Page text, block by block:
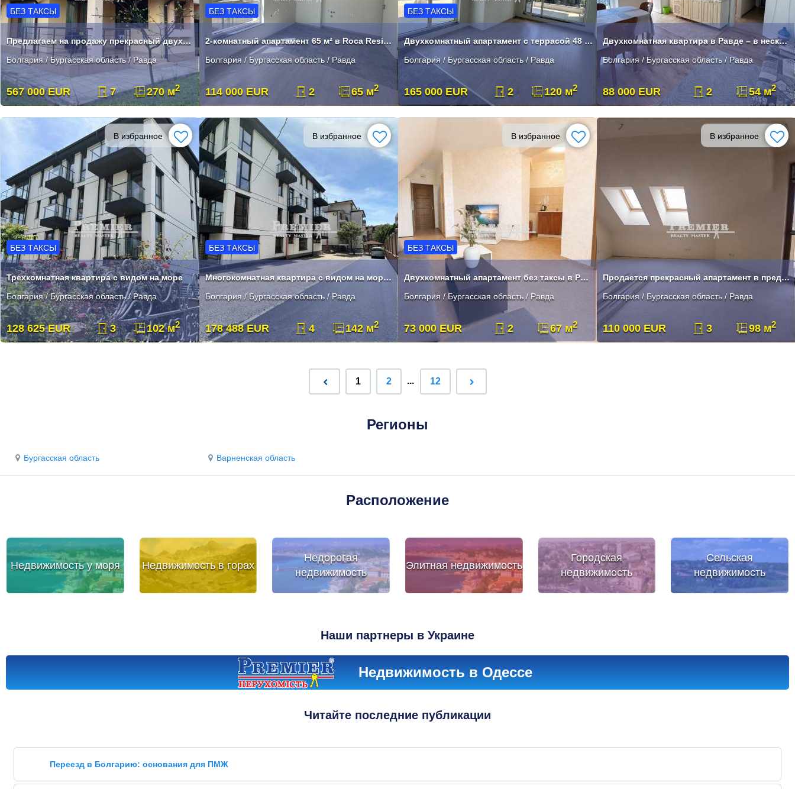
БЕЗ ТАКСЫ
Предлагаем на продажу прекрасный двухэтажный дом в селе Равда.
Болгария / Бургасская область / Равда
567 000 EUR 7 270 м2
БЕЗ ТАКСЫ
2-комнатный апартамент 65 м² в Roca Residence, Равда
Болгария / Бургасская область / Равда
114 000 EUR 2 65 м2
БЕЗ ТАКСЫ
Двухкомнатный апартамент с террасой 48 м² и видом на море
Болгария / Бургасская область / Равда
165 000 EUR 2 120 м2
Двухкомнатная квартира в Равде – в нескольких минутах от моря
Болгария / Бургасская область / Равда
88 000 EUR 2 54 м2
В избранное
БЕЗ ТАКСЫ
Трехкомнатная квартира с видом на море
Болгария / Бургасская область / Равда
128 625 EUR 3 102 м2
В избранное
БЕЗ ТАКСЫ
Многокомнатная квартира с видом на море без КОМИССИИ
Болгария / Бургасская область / Равда
178 488 EUR 4 142 м2
В избранное
БЕЗ ТАКСЫ
Двухкомнатный апартамент без таксы в Равде
Болгария / Бургасская область / Равда
73 000 EUR 2 67 м2
В избранное
Продается прекрасный апартамент в предпочитанном комплексе в Равде.
Болгария / Бургасская область / Равда
110 000 EUR 3 98 м2
1 2 ... 12
Регионы
Бургасская область Варненская область
Расположение
Недвижимость у моря Недвижимость в горах
Недорогая
недвижимость
Элитная недвижимость
Городская
недвижимость
Сельская
недвижимость
Наши партнеры в Украине
Недвижимость в Одессе
Читайте последние публикации
Переезд в Болгарию: основания для ПМЖ